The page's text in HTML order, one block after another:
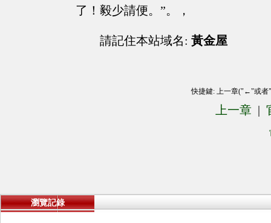
了！毅少請便。”。，
請記住本站域名: 黃金屋
快捷鍵: 上一章("←"或
上一章 |
瀏覽記錄